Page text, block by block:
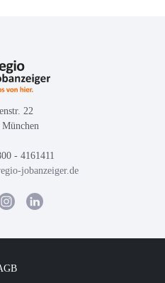
22
- 4161411
jobanzeiger.de